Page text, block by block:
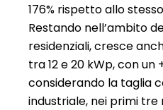
176% rispetto allo
Restando nell’ambito
residenziali, cresce
tra 12 e 20 kWp, con un
considerando la taglia
industriale, nei primi tre